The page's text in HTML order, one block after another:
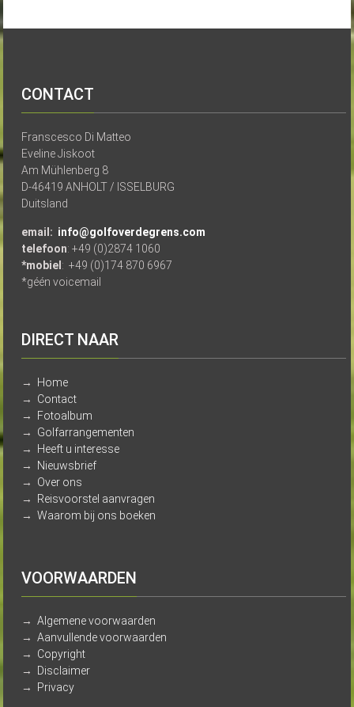
CONTACT
Franscesco Di Matteo
Eveline Jiskoot
Am Mühlenberg 8
D-46419 ANHOLT / ISSELBURG
Duitsland
email: info@golfoverdegrens.com
telefoon: +49 (0)2874 1060
*mobiel : +49 (0)174 870 6967
*géén voicemail
DIRECT NAAR
→ Home
→ Contact
→ Fotoalbum
→ Golfarrangementen
→ Heeft u interesse
→ Nieuwsbrief
→ Over ons
→ Reisvoorstel aanvragen
→Waarom bij ons boeken
VOORWAARDEN
→Algemene voorwaarden
→Aanvullende voorwaarden
→ Copyright
→ Disclaimer
→ Privacy